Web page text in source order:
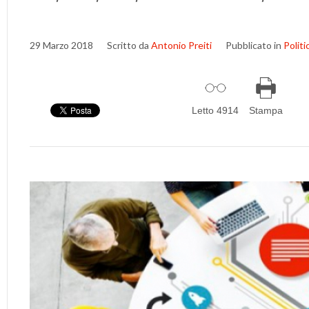
29 Marzo 2018 Scritto da Antonio Preiti Pubblicato in
Letto 4914 Stampa